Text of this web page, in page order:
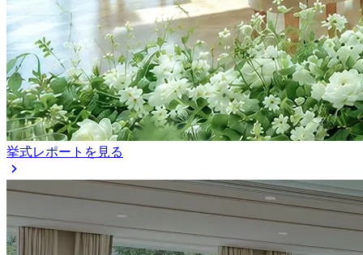
挙式レポートを見る